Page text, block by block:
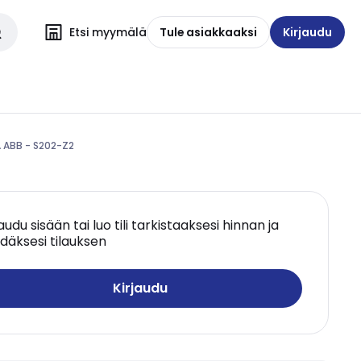
Etsi myymälä Tule asiakkaaksi Kirjaudu
- S202-Z2
sisään tai luo tili tarkistaaksesi hinnan ja
tilauksen
Kirjaudu